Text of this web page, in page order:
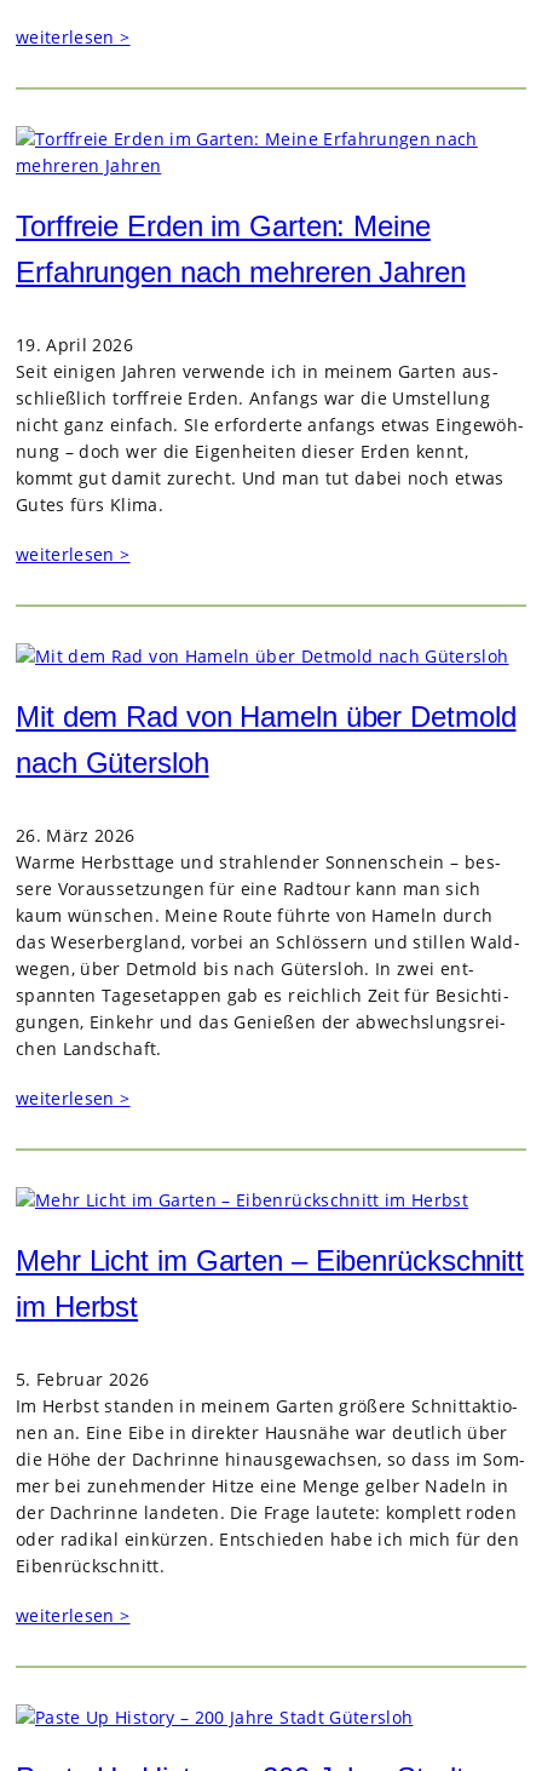
weiterlesen >
Torffreie Erden im Garten: Meine
Erfahrungen nach mehreren Jahren
19. April 2026
Seit eini­gen Jah­ren ver­wende ich in mei­nem Gar­ten aus­
schließ­lich torf­freie Erden. Anfangs war die Umstel­lung
nicht ganz ein­fach. SIe erfor­derte anfangs etwas Ein­ge­wöh­
nung – doch wer die Eigen­hei­ten die­ser Erden kennt,
kommt gut damit zurecht. Und man tut dabei noch etwas
Gutes fürs Klima.
weiterlesen >
Mit dem Rad von Hameln über Detmold
nach Gütersloh
26. März 2026
Warme Herbst­tage und strah­len­der Son­nen­schein – bes­
sere Vor­aus­set­zun­gen für eine Rad­tour kann man sich
kaum wün­schen. Meine Route führte von Hameln durch
das Weser­berg­land, vor­bei an Schlös­sern und stil­len Wald­
we­gen, über Det­mold bis nach Güters­loh. In zwei ent­
spann­ten Tages­etap­pen gab es reich­lich Zeit für Besich­ti­
gun­gen, Ein­kehr und das Genie­ßen der abwechs­lungs­rei­
chen Land­schaft.
weiterlesen >
Mehr Licht im Garten – Eibenrückschnitt
im Herbst
5. Februar 2026
Im Herbst stan­den in mei­nem Gar­ten grö­ßere Schnitt­ak­tio­
nen an. Eine Eibe in direk­ter Haus­nähe war deut­lich über
die Höhe der Dach­rinne hin­aus­ge­wach­sen, so dass im Som­
mer bei zuneh­men­der Hitze eine Menge gel­ber Nadeln in
der Dach­rinne lan­de­ten. Die Frage lau­tete: kom­plett roden
oder radi­kal ein­kür­zen. Ent­schie­den habe ich mich für den
Eiben­rück­schnitt.
weiterlesen >